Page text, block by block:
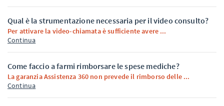
Qual è la strumentazione necessaria per il video consulto?
Per attivare la video-chiamata è sufficiente avere ...
Continua
Come faccio a farmi rimborsare le spese mediche?
La garanzia Assistenza 360 non prevede il rimborso delle ...
Continua